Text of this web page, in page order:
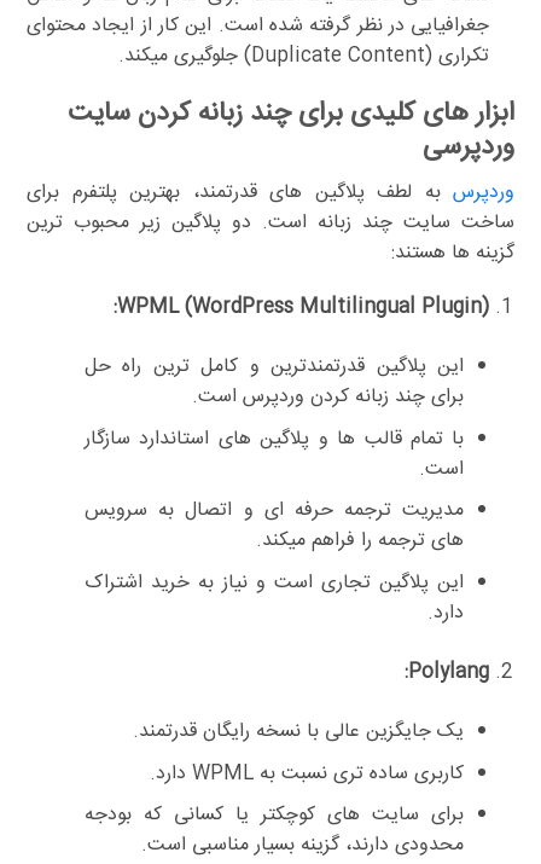
جغرافیایی در نظر گرفته شده است. این کار از ایجاد محتوای
تکراری (Duplicate Content) جلوگیری میکند.
ابزار های کلیدی برای چند زبانه کردن سایت
وردپرسی
وردپرس به لطف پلاگین های قدرتمند، بهترین پلتفرم برای
ساخت سایت چند زبانه است. دو پلاگین زیر محبوب ترین
گزینه ها هستند:
WPML (WordPress Multilingual Plugin):
این پلاگین قدرتمندترین و کامل ترین راه حل
برای چند زبانه کردن وردپرس است.
با تمام قالب ها و پلاگین های استاندارد سازگار
است.
مدیریت ترجمه حرفه ای و اتصال به سرویس
های ترجمه را فراهم میکند.
این پلاگین تجاری است و نیاز به خرید اشتراک
دارد.
Polylang:
یک جایگزین عالی با نسخه رایگان قدرتمند.
کاربری ساده تری نسبت به WPML دارد.
برای سایت های کوچکتر یا کسانی که بودجه
محدودی دارند، گزینه بسیار مناسبی است.